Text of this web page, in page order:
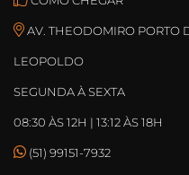
AV. THEODOMIRO PORTO
LEOPOLDO
SEGUNDA À SEXTA
08:30 ÀS 12H | 13:12 ÀS 18H
(51) 99151-7932